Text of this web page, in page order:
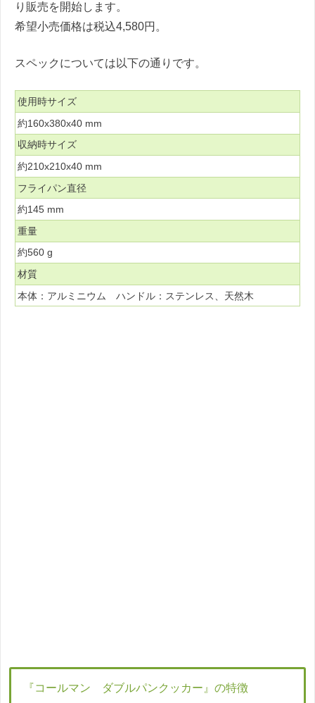
り販売を開始します。
希望小売価格は税込4,580円。
スペックについては以下の通りです。
使用時サイズ
約160x380x40 mm
収納時サイズ
約210x210x40 mm
フライパン直径
約145 mm
重量
約560 g
材質
本体：アルミニウム ハンドル：ステンレス、天然木
『コールマン ダブルパンクッカー』の特徴